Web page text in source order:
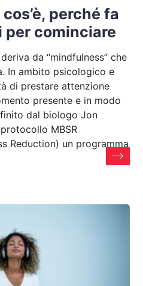
perché fa
per cominciare
da “mindfulness” che
In ambito psicologico e
di prestare attenzione
presente e in modo
dal biologo Jon
MBSR
Reduction) un programma